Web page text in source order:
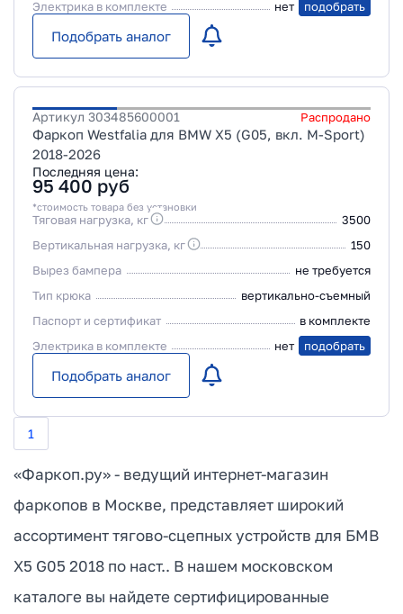
Электрика в комплекте нет подобрать
Подобрать аналог
Артикул 303485600001 Распродано
Фаркоп Westfalia для BMW X5 (G05, вкл. M-Sport)
2018-2026
Последняя цена:
95 400 руб
*стоимость товара без установки
Тяговая нагрузка, кг
3500
Вертикальная нагрузка, кг
150
Вырез бампера
не требуется
Тип крюка
вертикально-съемный
Паспорт и сертификат
в комплекте
Электрика в комплекте
нет подобрать
Подобрать аналог
1
«Фаркоп.ру» - ведущий интернет-магазин
фаркопов в Москве, представляет широкий
ассортимент тягово-сцепных устройств для БМВ
Х5 G05 2018 по наст.. В нашем московском
каталоге вы найдете сертифицированные